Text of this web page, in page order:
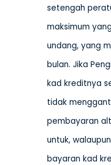
setengah
maksimum
undang, yang
bulan. Jika
kad kreditnya
tidak
pembayaran
untuk,
bayaran kad